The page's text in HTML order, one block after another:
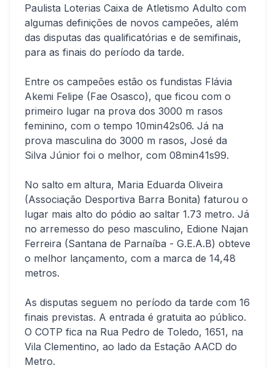
Paulista Loterias Caixa de Atletismo Adulto com
algumas definições de novos campeões, além
das disputas das qualificatórias e de semifinais,
para as finais do período da tarde.
Entre os campeões estão os fundistas Flávia
Akemi Felipe (Fae Osasco), que ficou com o
primeiro lugar na prova dos 3000 m rasos
feminino, com o tempo 10min42s06. Já na
prova masculina do 3000 m rasos, José da
Silva Júnior foi o melhor, com 08min41s99.
No salto em altura, Maria Eduarda Oliveira
(Associação Desportiva Barra Bonita) faturou o
lugar mais alto do pódio ao saltar 1.73 metro. Já
no arremesso do peso masculino, Edione Najan
Ferreira (Santana de Parnaíba - G.E.A.B) obteve
o melhor lançamento, com a marca de 14,48
metros.
As disputas seguem no período da tarde com 16
finais previstas. A entrada é gratuita ao público.
O COTP fica na Rua Pedro de Toledo, 1651, na
Vila Clementino, ao lado da Estação AACD do
Metro.